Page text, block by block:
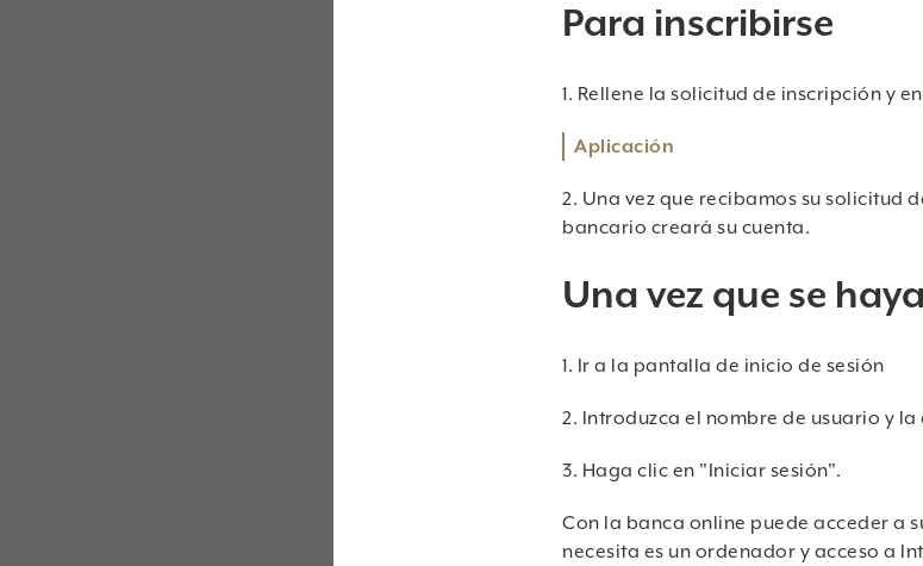
Para inscribirse
1. Rellene la solicitud de inscripción y
Aplicación
2. Una vez que recibamos su solicitud
bancario creará su cuenta.
Una vez que se
1. Ir a la pantalla de inicio de sesión
2. Introduzca el nombre de usuario y
3. Haga clic en "Iniciar sesión".
Con la banca online puede acceder a
necesita es un ordenador y acceso a